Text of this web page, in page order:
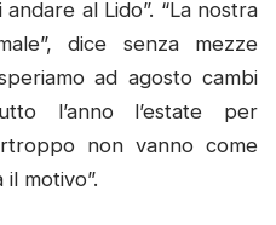
al Lido”. “La nostra
dice senza mezze
ad agosto cambi
l’anno l’estate per
non vanno come
motivo”.